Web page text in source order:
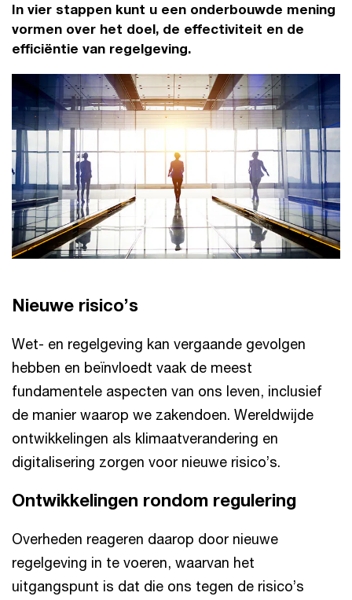
In vier stappen kunt u een onderbouwde mening
vormen over het doel, de effectiviteit en de
efficiëntie van regelgeving.
Nieuwe risico’s
Wet- en regelgeving kan vergaande gevolgen
hebben en beïnvloedt vaak de meest
fundamentele aspecten van ons leven, inclusief
de manier waarop we zakendoen. Wereldwijde
ontwikkelingen als klimaatverandering en
digitalisering zorgen voor nieuwe risico’s.
Ontwikkelingen rondom regulering
Overheden reageren daarop door nieuwe
regelgeving in te voeren, waarvan het
uitgangspunt is dat die ons tegen de risico’s